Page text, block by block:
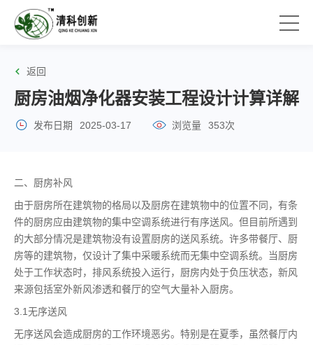
返回
厨房油烟净化器安装工程设计计算详解
发布日期 2025-03-17 浏览量 353次
二、厨房补风
由于厨房所在建筑物的格局以及厨房在建筑物中的位置不同，有条
件的厨房应由建筑物的集中空调系统进行有序送风。但目前所遇到
的大部分情况是建筑物没有设置厨房的送风系统。许多带餐厅、厨
房等的建筑物，仅设计了集中采暖系统而无集中空调系统。当厨房
处于工作状态时，排风系统投入运行，厨房内处于负压状态，新风
来源包括室外新风渗透和餐厅的空气大量补入厨房。
3.1无序送风
无序送风会造成厨房的工作环境恶劣。特别是在夏季，虽然餐厅内